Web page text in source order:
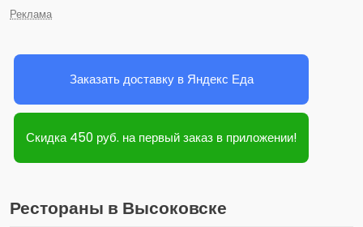
Реклама
Заказать доставку в Яндекс Еда
Скидка 450 руб. на первый заказ в приложении!
Рестораны в Высоковске